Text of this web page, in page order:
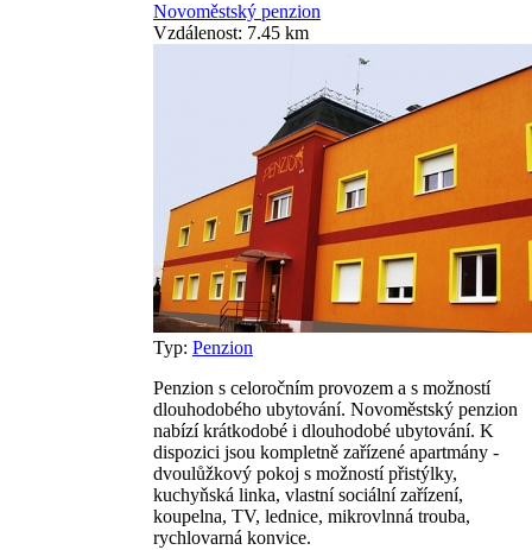
Novoměstský penzion
Vzdálenost: 7.45 km
Typ: Penzion
Penzion s celoročním provozem a s možností
dlouhodobého ubytování. Novoměstský penzion
nabízí krátkodobé i dlouhodobé ubytování. K
dispozici jsou kompletně zařízené apartmány -
dvoulůžkový pokoj s možností přistýlky,
kuchyňská linka, vlastní sociální zařízení,
koupelna, TV, lednice, mikrovlnná trouba,
rychlovarná konvice.